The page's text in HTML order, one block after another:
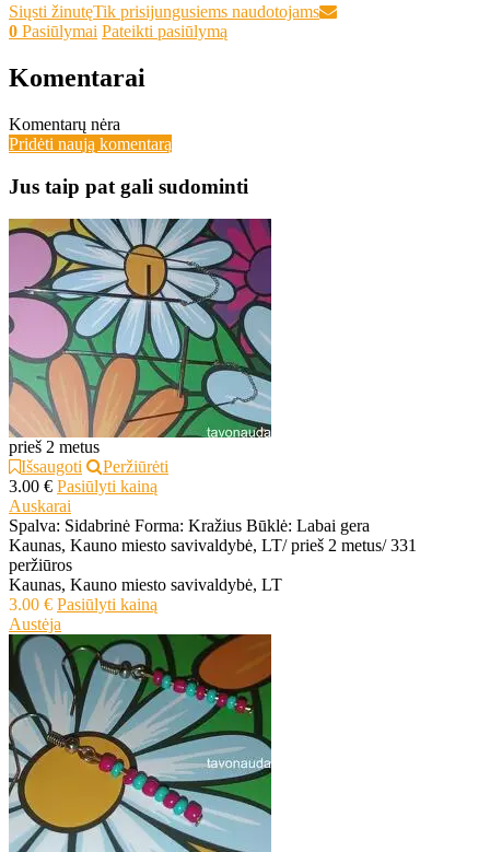
Siųsti žinutęTik prisijungusiems naudotojams
0 Pasiūlymai Pateikti pasiūlymą
Komentarai
Komentarų nėra
Pridėti naują komentarą
Jus taip pat gali sudominti
prieš 2 metus
Išsaugoti
Peržiūrėti
3.00 € Pasiūlyti kainą
Auskarai
Spalva: Sidabrinė Forma: Kražius Būklė: Labai gera
Kaunas, Kauno miesto savivaldybė, LT/ prieš 2 metus/ 331
peržiūros
Kaunas, Kauno miesto savivaldybė, LT
3.00 € Pasiūlyti kainą
Austėja